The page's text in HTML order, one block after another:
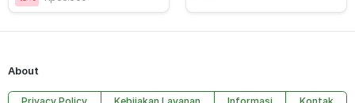
About
Privacy Policy Kebijakan Layanan Informasi Kontak